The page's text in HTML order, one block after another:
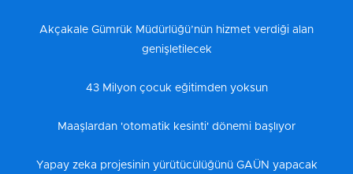
Akçakale Gümrük Müdürlüğü’nün hizmet verdiği alan
genişletilecek
43 Milyon çocuk eğitimden yoksun
Maaşlardan 'otomatik kesinti' dönemi başlıyor
Yapay zeka projesinin yürütücülüğünü GAÜN yapacak